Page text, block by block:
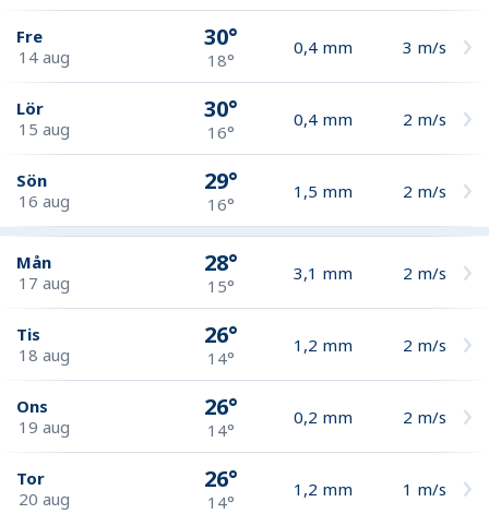
Fre
14 aug
30°
18°
0,4 mm 3 m/s
Lör
15 aug
30°
16°
0,4 mm 2 m/s
Sön
16 aug
29°
16°
1,5 mm 2 m/s
Mån
17 aug
28°
15°
3,1 mm 2 m/s
Tis
18 aug
26°
14°
1,2 mm 2 m/s
Ons
19 aug
26°
14°
0,2 mm 2 m/s
Tor
20 aug
26°
14°
1,2 mm 1 m/s